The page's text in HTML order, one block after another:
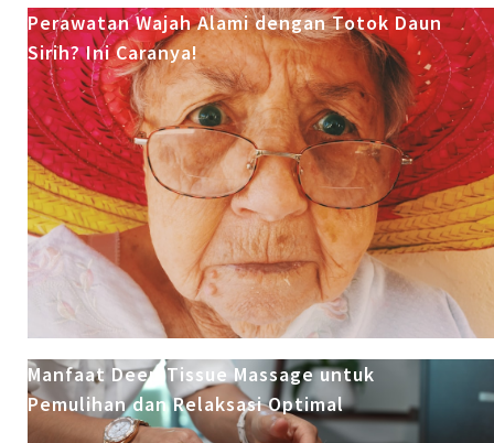
Perawatan Wajah Alami dengan Totok Daun
Sirih? Ini Caranya!
Manfaat Deep Tissue Massage untuk
Pemulihan dan Relaksasi Optimal